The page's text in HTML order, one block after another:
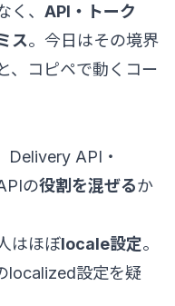
く、 API・トーク
ス。今日はその境界
、コピペで動くコー
Delivery API・
の役割を混ぜるか
はほぼlocale設定。
localized設定を疑